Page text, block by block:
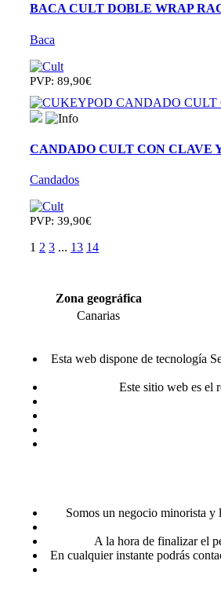
BACA CULT DOBLE WRAP
Baca
PVP: 89,90€
CANDADO CULT CON CLAVE
Candados
PVP: 39,90€
1 2 3 ... 13 14
Zona geográfica
Canarias
Esta web dispone de tecnología
Este sitio web es el
Somos un negocio minorista y
A la hora de finalizar el
En cualquier instante podrás